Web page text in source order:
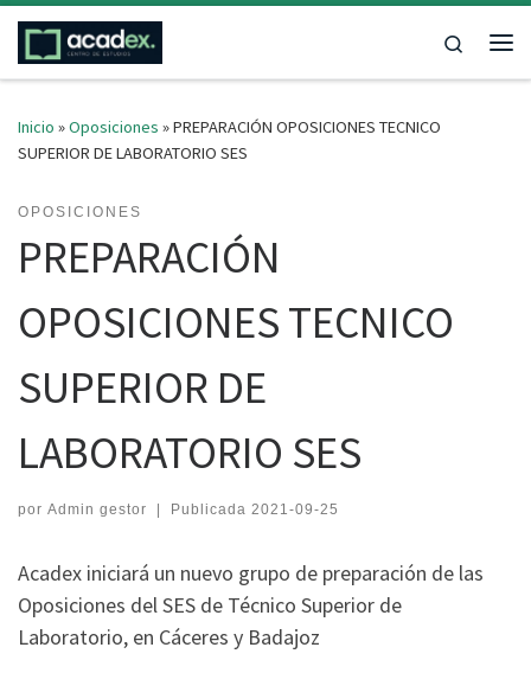
Saltar al contenido
Search
Inicio »Oposiciones »PREPARACIÓN OPOSICIONES TECNICO
SUPERIOR DE LABORATORIO SES
OPOSICIONES
PREPARACIÓN
OPOSICIONES TECNICO
SUPERIOR DE
LABORATORIO SES
por Admin gestor | Publicada 2021-09-25
Acadex iniciará un nuevo grupo de preparación de las
Oposiciones del SES de Técnico Superior de
Laboratorio, en Cáceres y Badajoz